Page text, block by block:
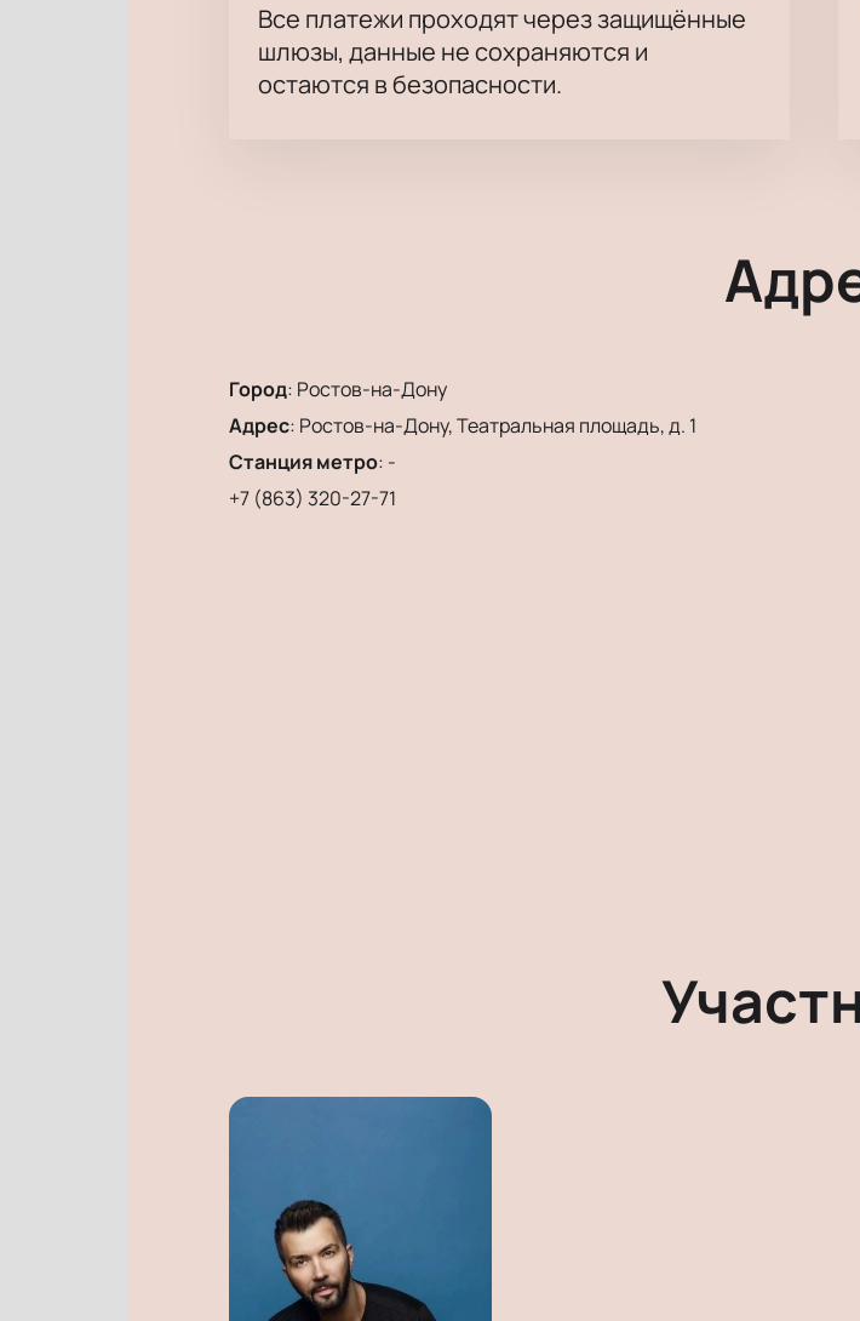
Все платежи проходят через защищённые
шлюзы, данные не сохраняются и
остаются в безопасности.
Город: Ростов-на-Дону
Адрес: Ростов-на-Дону, Театральная площадь, д. 1
Станция метро: -
+7 (863) 320-27-71